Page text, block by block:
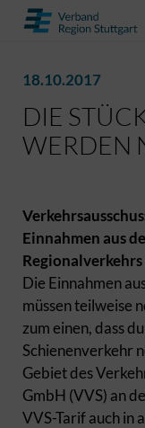
18.10.2017
DIE
WERDEN
Einnahmen aus
Regionalverkehrs
Die Einnahmen
müssen teilweise
zum einen, dass
Schienenverkehr
Gebiet des
GmbH (VVS) an
VVS-Tarif auch in